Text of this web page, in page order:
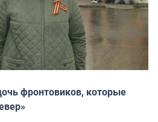
фронтовиков, которые